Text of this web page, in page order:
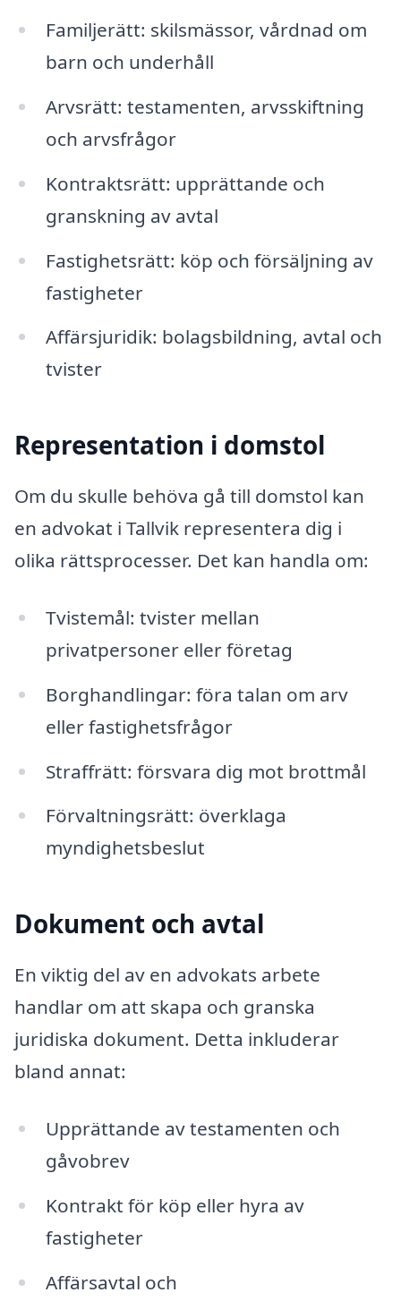
Familjerätt: skilsmässor, vårdnad om
barn och underhåll
Arvsrätt: testamenten, arvsskiftning
och arvsfrågor
Kontraktsrätt: upprättande och
granskning av avtal
Fastighetsrätt: köp och försäljning av
fastigheter
Affärsjuridik: bolagsbildning, avtal och
tvister
Representation i domstol
Om du skulle behöva gå till domstol kan
en advokat i Tallvik representera dig i
olika rättsprocesser. Det kan handla om:
Tvistemål: tvister mellan
privatpersoner eller företag
Borghandlingar: föra talan om arv
eller fastighetsfrågor
Straffrätt: försvara dig mot brottmål
Förvaltningsrätt: överklaga
myndighetsbeslut
Dokument och avtal
En viktig del av en advokats arbete
handlar om att skapa och granska
juridiska dokument. Detta inkluderar
bland annat:
Upprättande av testamenten och
gåvobrev
Kontrakt för köp eller hyra av
fastigheter
Affärsavtal och